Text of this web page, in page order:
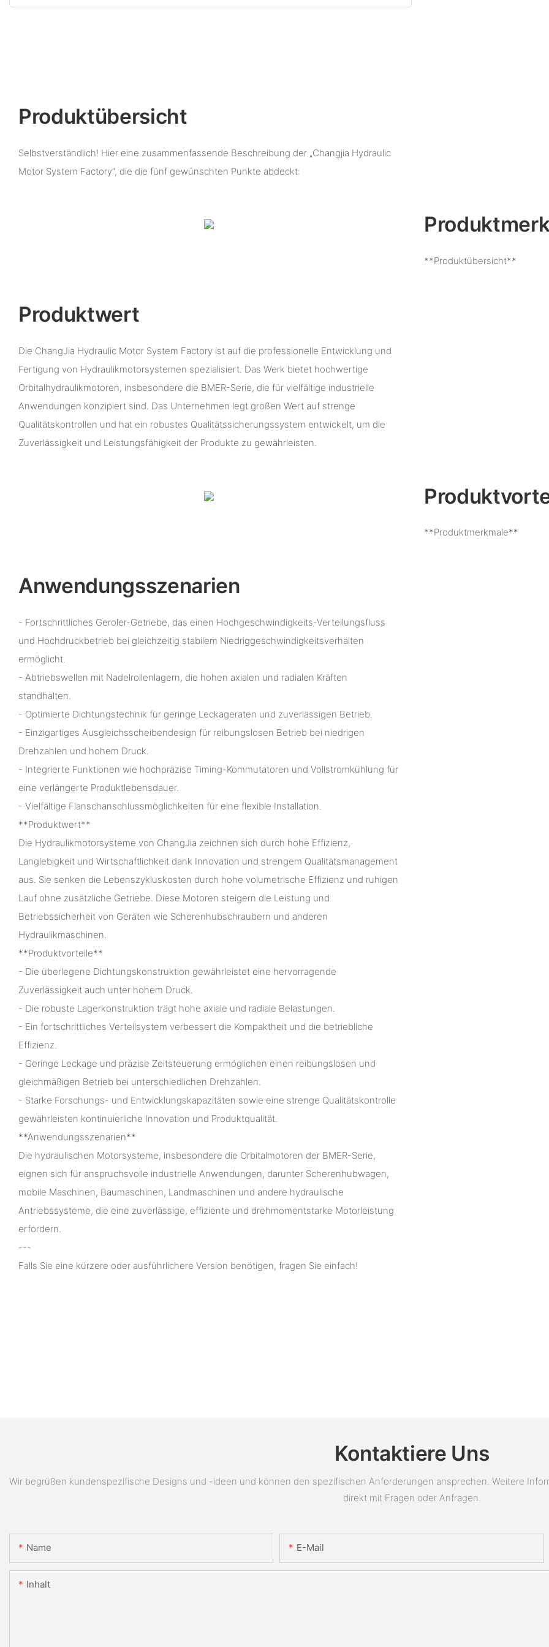
Produktübersicht
Selbstverständlich! Hier eine zusammenfassende Beschreibung der „Changjia Hydraulic
Motor System Factory“, die die fünf gewünschten Punkte abdeckt:
**Produktübersicht**
Produktwert
Die ChangJia Hydraulic Motor System Factory ist auf die professionelle Entwicklung und
Fertigung von Hydraulikmotorsystemen spezialisiert. Das Werk bietet hochwertige
Orbitalhydraulikmotoren, insbesondere die BMER-Serie, die für vielfältige industrielle
Anwendungen konzipiert sind. Das Unternehmen legt großen Wert auf strenge
Qualitätskontrollen und hat ein robustes Qualitätssicherungssystem entwickelt, um die
Zuverlässigkeit und Leistungsfähigkeit der Produkte zu gewährleisten.
**Produktmerkmale**
Anwendungsszenarien
- Fortschrittliches Geroler-Getriebe, das einen Hochgeschwindigkeits-Verteilungsfluss
und Hochdruckbetrieb bei gleichzeitig stabilem Niedriggeschwindigkeitsverhalten
ermöglicht.
- Abtriebswellen mit Nadelrollenlagern, die hohen axialen und radialen Kräften
standhalten.
- Optimierte Dichtungstechnik für geringe Leckageraten und zuverlässigen Betrieb.
- Einzigartiges Ausgleichsscheibendesign für reibungslosen Betrieb bei niedrigen
Drehzahlen und hohem Druck.
- Integrierte Funktionen wie hochpräzise Timing-Kommutatoren und Vollstromkühlung für
eine verlängerte Produktlebensdauer.
- Vielfältige Flanschanschlussmöglichkeiten für eine flexible Installation.
**Produktwert**
Die Hydraulikmotorsysteme von ChangJia zeichnen sich durch hohe Effizienz,
Langlebigkeit und Wirtschaftlichkeit dank Innovation und strengem Qualitätsmanagement
aus. Sie senken die Lebenszykluskosten durch hohe volumetrische Effizienz und ruhigen
Lauf ohne zusätzliche Getriebe. Diese Motoren steigern die Leistung und
Betriebssicherheit von Geräten wie Scherenhubschraubern und anderen
Hydraulikmaschinen.
**Produktvorteile**
- Die überlegene Dichtungskonstruktion gewährleistet eine hervorragende
Zuverlässigkeit auch unter hohem Druck.
- Die robuste Lagerkonstruktion trägt hohe axiale und radiale Belastungen.
- Ein fortschrittliches Verteilsystem verbessert die Kompaktheit und die betriebliche
Effizienz.
- Geringe Leckage und präzise Zeitsteuerung ermöglichen einen reibungslosen und
gleichmäßigen Betrieb bei unterschiedlichen Drehzahlen.
- Starke Forschungs- und Entwicklungskapazitäten sowie eine strenge Qualitätskontrolle
gewährleisten kontinuierliche Innovation und Produktqualität.
**Anwendungsszenarien**
Die hydraulischen Motorsysteme, insbesondere die Orbitalmotoren der BMER-Serie,
eignen sich für anspruchsvolle industrielle Anwendungen, darunter Scherenhubwagen,
mobile Maschinen, Baumaschinen, Landmaschinen und andere hydraulische
Antriebssysteme, die eine zuverlässige, effiziente und drehmomentstarke Motorleistung
erfordern.
---
Falls Sie eine kürzere oder ausführlichere Version benötigen, fragen Sie einfach!
Kontaktiere Uns
Wir begrüßen kundenspezifische Designs und -ideen und können den spezifischen Anforderungen ansprechen. Weitere
direkt mit Fragen oder Anfragen.
Name E-Mail
Inhalt